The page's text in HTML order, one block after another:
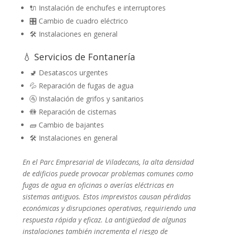
🔌 Instalación de enchufes e interruptores
🎛️ Cambio de cuadro eléctrico
🛠️ Instalaciones en general
💧 Servicios de Fontanería
🚽 Desatascos urgentes
💦 Reparación de fugas de agua
🚰 Instalación de grifos y sanitarios
🚻 Reparación de cisternas
🧱 Cambio de bajantes
🛠️ Instalaciones en general
En el Parc Empresarial de Viladecans, la alta densidad
de edificios puede provocar problemas comunes como
fugas de agua en oficinas o averías eléctricas en
sistemas antiguos. Estos imprevistos causan pérdidas
económicas y disrupciones operativas, requiriendo una
respuesta rápida y eficaz. La antigüedad de algunas
instalaciones también incrementa el riesgo de